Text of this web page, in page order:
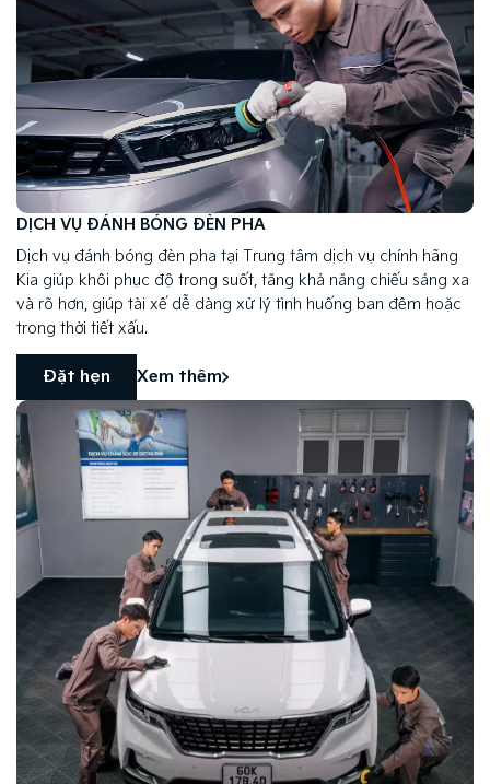
DỊCH VỤ ĐÁNH BÓNG ĐÈN PHA
Dịch vụ đánh bóng đèn pha tại Trung tâm dịch vụ chính hãng
Kia giúp khôi phục độ trong suốt, tăng khả năng chiếu sáng xa
và rõ hơn, giúp tài xế dễ dàng xử lý tình huống ban đêm hoặc
trong thời tiết xấu.
Đặt hẹn Xem thêm